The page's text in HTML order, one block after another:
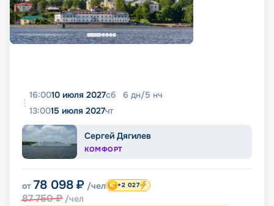
16:0010 июля 2027сб 6 дн/5 нч
13:0015 июля 2027чт
Сергей Дягилев
КОМФОРТ
от 78 098 ₽ /чел
87 750₽ /чел
+2 027